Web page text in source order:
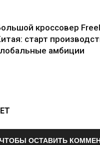
кроссовер
старт
амбиции
ОСТАВИТЬ